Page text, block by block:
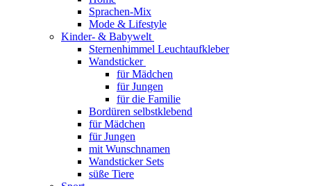
Sprachen-Mix
Mode & Lifestyle
Kinder- & Babywelt
Sternenhimmel Leuchtaufkleber
Wandsticker
für Mädchen
für Jungen
für die Familie
Bordüren selbstklebend
für Mädchen
für Jungen
mit Wunschnamen
Wandsticker Sets
süße Tiere